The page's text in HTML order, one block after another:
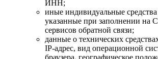
ИНН;
иные индивидуальные
указанные при заполнении на
сервисов обратной связи;
данные о технических
IP-адрес, вид операционной
браузера, географическое